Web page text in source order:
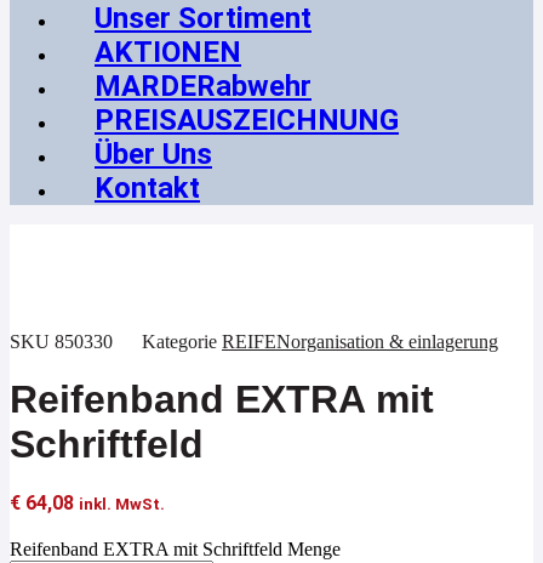
Unser Sortiment
AKTIONEN
MARDERabwehr
PREISAUSZEICHNUNG
Über Uns
Kontakt
SKU 850330 Kategorie REIFENorganisation & einlagerung
Reifenband EXTRA mit
Schriftfeld
€ 64,08 inkl. MwSt.
Reifenband EXTRA mit Schriftfeld Menge